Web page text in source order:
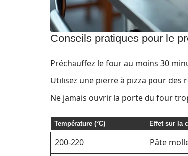
Conseils pratiques pour le
Préchauffez le four au moins 30
Utilisez une pierre à pizza pour des
Ne jamais ouvrir la porte du four
Température (°C) Effet sur la
200-220
Pâte